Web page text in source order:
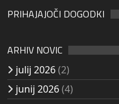
PRIHAJAJOČI DOGODKI
ARHIV NOVIC
julij 2026(2)
junij 2026(4)